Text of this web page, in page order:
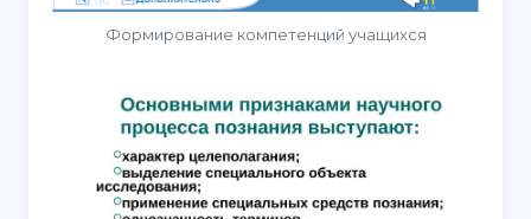
Формирование компетенций учащихся